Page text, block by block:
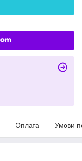
Оплата Умови